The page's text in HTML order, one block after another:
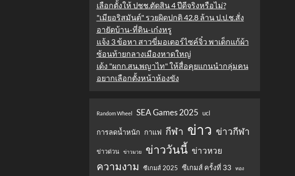
เลือกตั้งให้ ปชช.ตัดสิน 4 ปีดีจริงหรือไม่?
"เมียอริสมันต์" รวยผิดปกติ 42.8 ล้าน ป.ป.ช.สั่ง
อายัดบ้าน-ที่ดิน-เก๋งหรู
แจ้ง 3 ข้อหา สาวขี่มอเตอร์ไซค์จิ๋ว พาเด็กแก้ผ้า
ซ้อนท้ายกลางเมืองหาดใหญ่
เด้ง "ผกก.สน.พญาไท" ให้สื่อคุยแกนนำกลุ่มคน
อยากเลือกตั้งหน้าห้องขัง
Random Wheel SEA Games 2025 ucl
การลดน้ำหนัก กาแฟ กีฬา ข่าว ข่าวกีฬา
ข่าวด่วน ข่าวมวย ข่าววันนี้ ข่าวหวย
ความงาม ซีเกมส์ 2025 ซีเกมส์ ครั้งที่ 33 ทอง